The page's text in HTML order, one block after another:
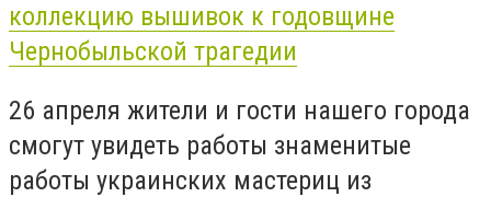
коллекцию вышивок к годовщине
Чернобыльской трагедии
26 апреля жители и гости нашего города
смогут увидеть работы знаменитые
работы украинских мастериц из